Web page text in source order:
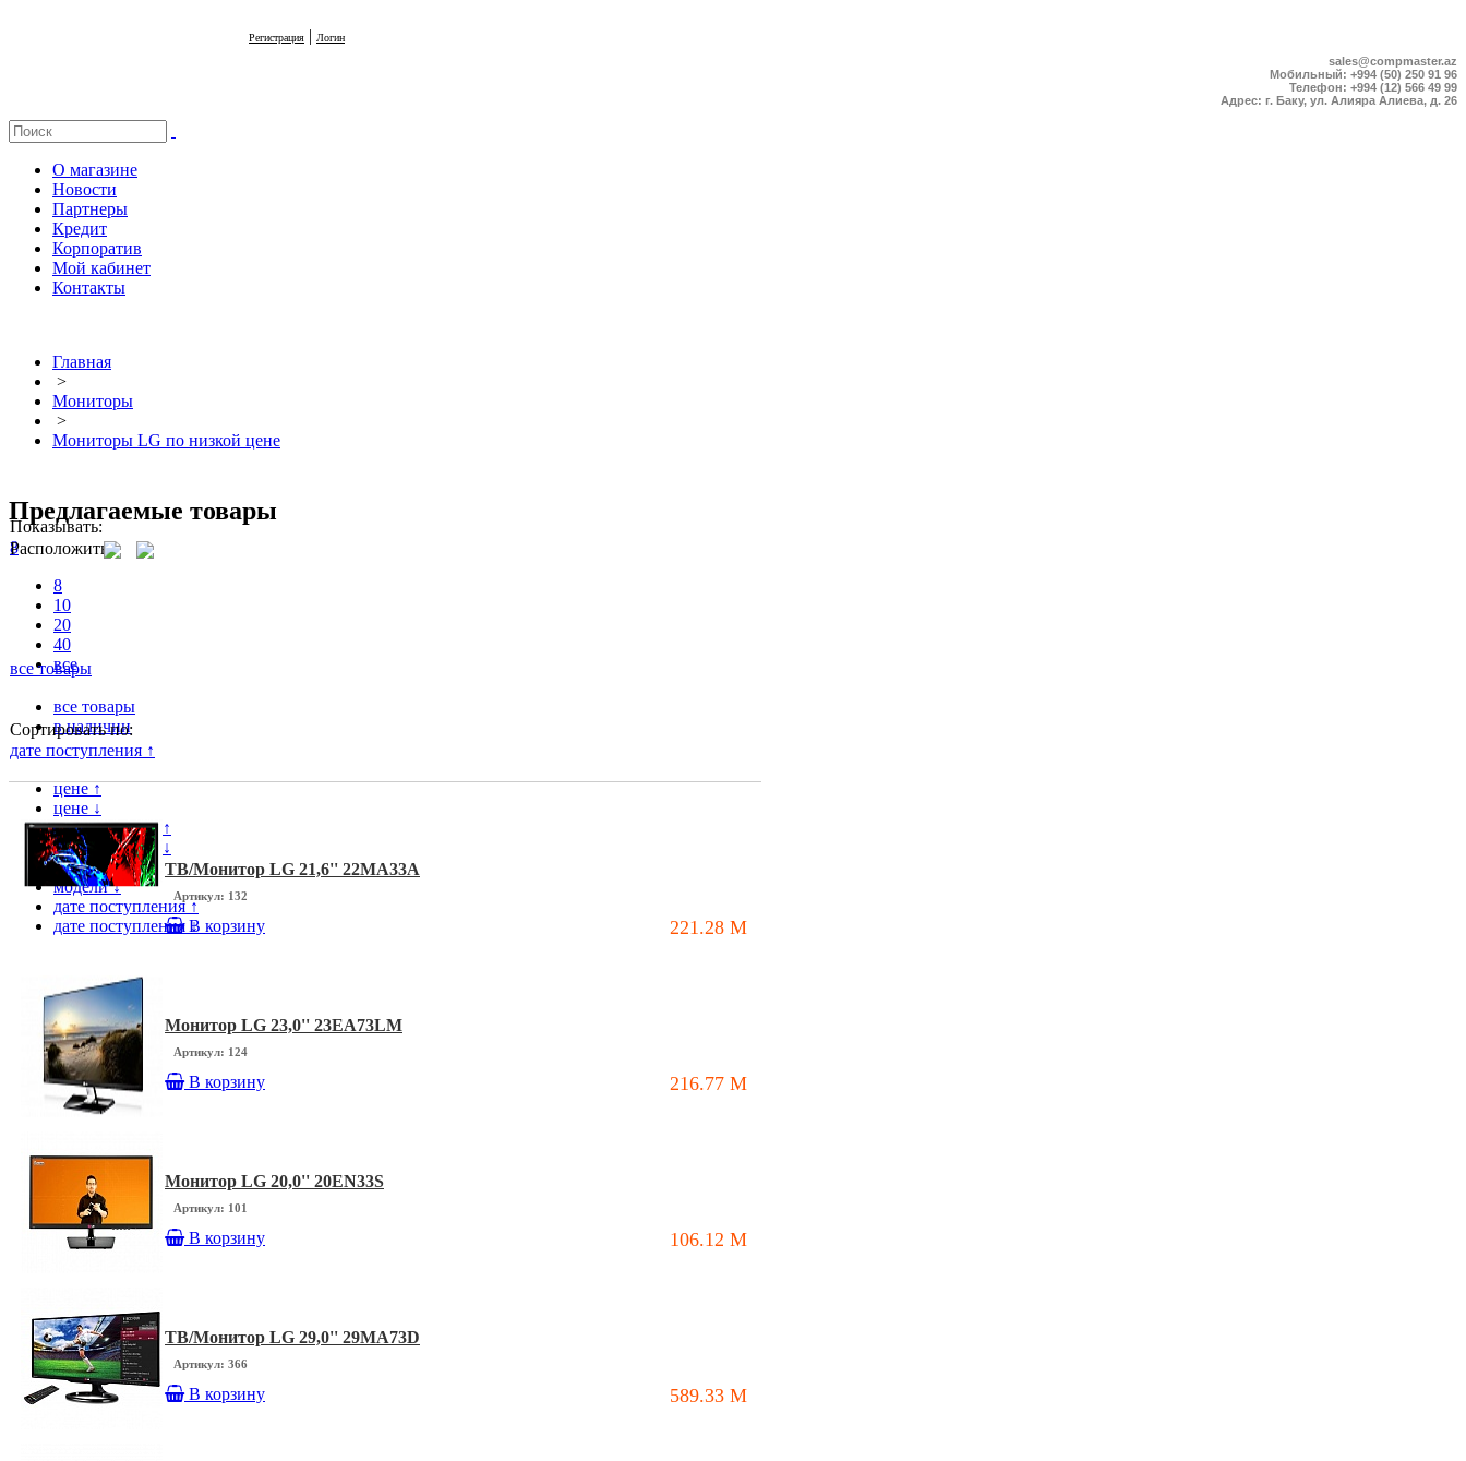
Регистрация | Логин
sales@compmaster.az
Мобильный: +994 (50) 250 91 96
Телефон: +994 (12) 566 49 99
Адрес: г. Баку, ул. Алияра Алиева, д. 26
О магазине
Новости
Партнеры
Кредит
Корпоратив
Мой кабинет
Контакты
Главная
>
Мониторы
>
Мониторы LG по низкой цене
Предлагаемые товары
Расположить
Показывать:
8
8
10
20
40
все
все товары
все товары
в наличии
Сортировать по:
дате поступления ↑
цене ↑
цене ↓
популярности ↑
популярности ↓
модели ↑
модели ↓
дате поступления ↑
дате поступления ↓
ТВ/Монитор LG 21,6'' 22MA33A
Артикул: 132
В корзину 221.28 M
Монитор LG 23,0'' 23EA73LM
Артикул: 124
В корзину 216.77 M
Монитор LG 20,0'' 20EN33S
Артикул: 101
В корзину 106.12 M
ТВ/Монитор LG 29,0'' 29MA73D
Артикул: 366
В корзину 589.33 M